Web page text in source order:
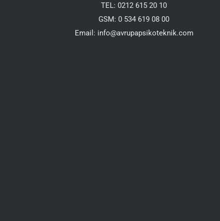
TEL: 0212 615 20 10
GSM: 0 534 619 08 00
Email: info@avrupapsikoteknik.com